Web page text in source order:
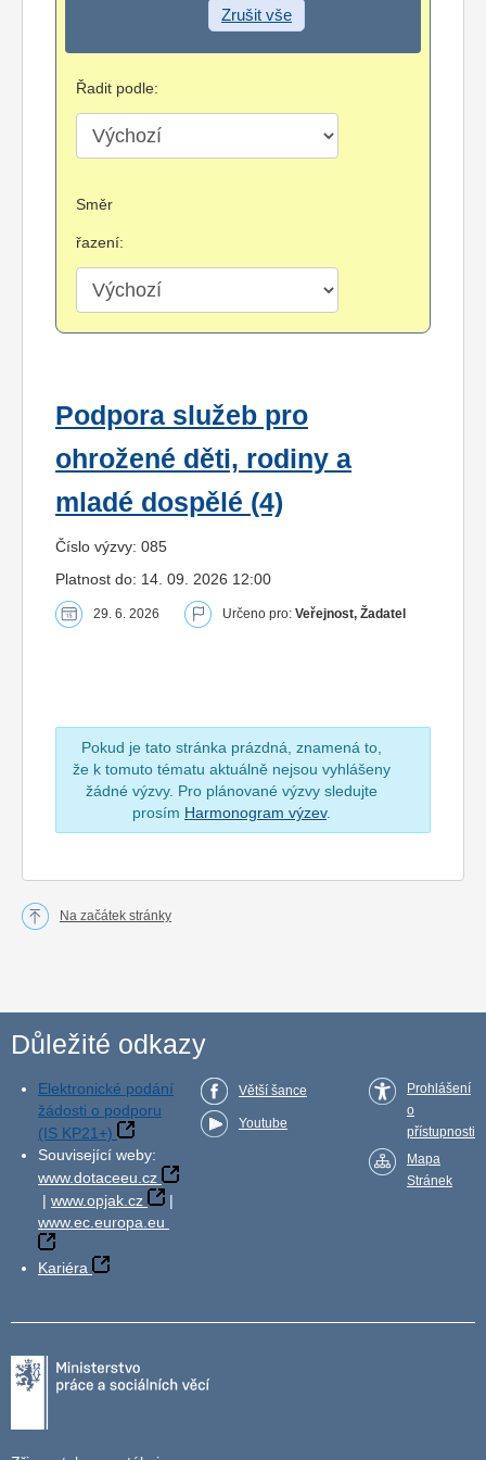
Zrušit vše
Řadit podle:
Směr
řazení:
Podpora služeb pro
ohrožené děti, rodiny a
mladé dospělé (4)
Číslo výzvy: 085
Platnost do: 14. 09. 2026 12:00
29. 6. 2026 Určeno pro: Veřejnost, Žadatel
Pokud je tato stránka prázdná, znamená to,
že k tomuto tématu aktuálně nejsou vyhlášeny
žádné výzvy. Pro plánované výzvy sledujte
prosím Harmonogram výzev.
Na začátek stránky
Důležité odkazy
Elektronické podání
žádosti o podporu
(IS KP21+)
Související weby:
www.dotaceeu.cz
| www.opjak.cz
|
www.ec.europa.eu
Kariéra
Větší šance
Youtube
Prohlášení
o
přístupnosti
Mapa
Stránek